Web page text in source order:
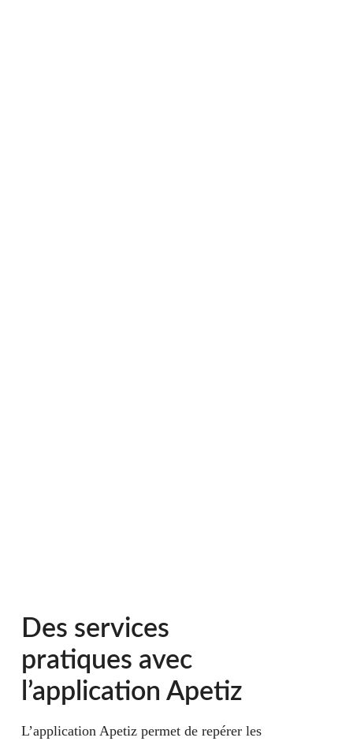
Des services
pratiques avec
l’application Apetiz
L’application Apetiz permet derepérer les